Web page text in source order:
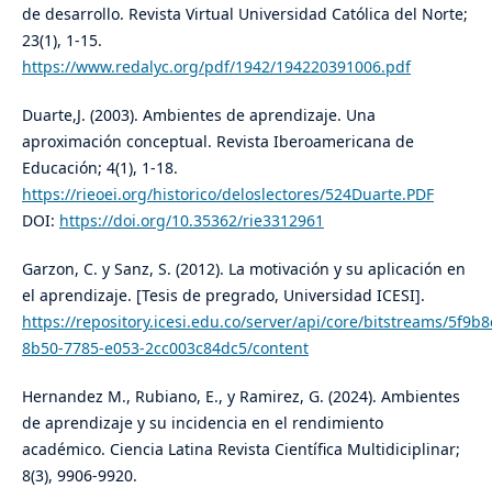
de desarrollo. Revista Virtual Universidad Católica del Norte;
23(1), 1-15.
https://www.redalyc.org/pdf/1942/194220391006.pdf
Duarte,J. (2003). Ambientes de aprendizaje. Una
aproximación conceptual. Revista Iberoamericana de
Educación; 4(1), 1-18.
https://rieoei.org/historico/deloslectores/524Duarte.PDF
DOI: https://doi.org/10.35362/rie3312961
Garzon, C. y Sanz, S. (2012). La motivación y su aplicación en
el aprendizaje. [Tesis de pregrado, Universidad ICESI].
https://repository.icesi.edu.co/server/api/core/bitstreams/
8b50-7785-e053-2cc003c84dc5/content
Hernandez M., Rubiano, E., y Ramirez, G. (2024). Ambientes
de aprendizaje y su incidencia en el rendimiento
académico. Ciencia Latina Revista Científica Multidiciplinar;
8(3), 9906-9920.